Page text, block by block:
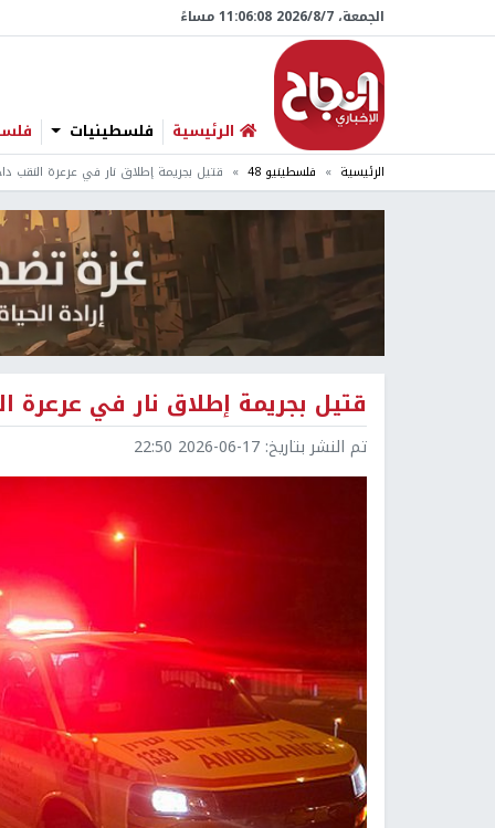
الجمعة، 7/‏8/‏2026 11:06:09 مساءً
الرئيسية فلسطينيات
الرئيسية فلسطينيو 48 قتيل بجريمة إطلاق نار في عرعرة النقب
قتيل بجريمة إطلاق نار في عرعرة
تم النشر بتاريخ: 2026-06-17 22:50